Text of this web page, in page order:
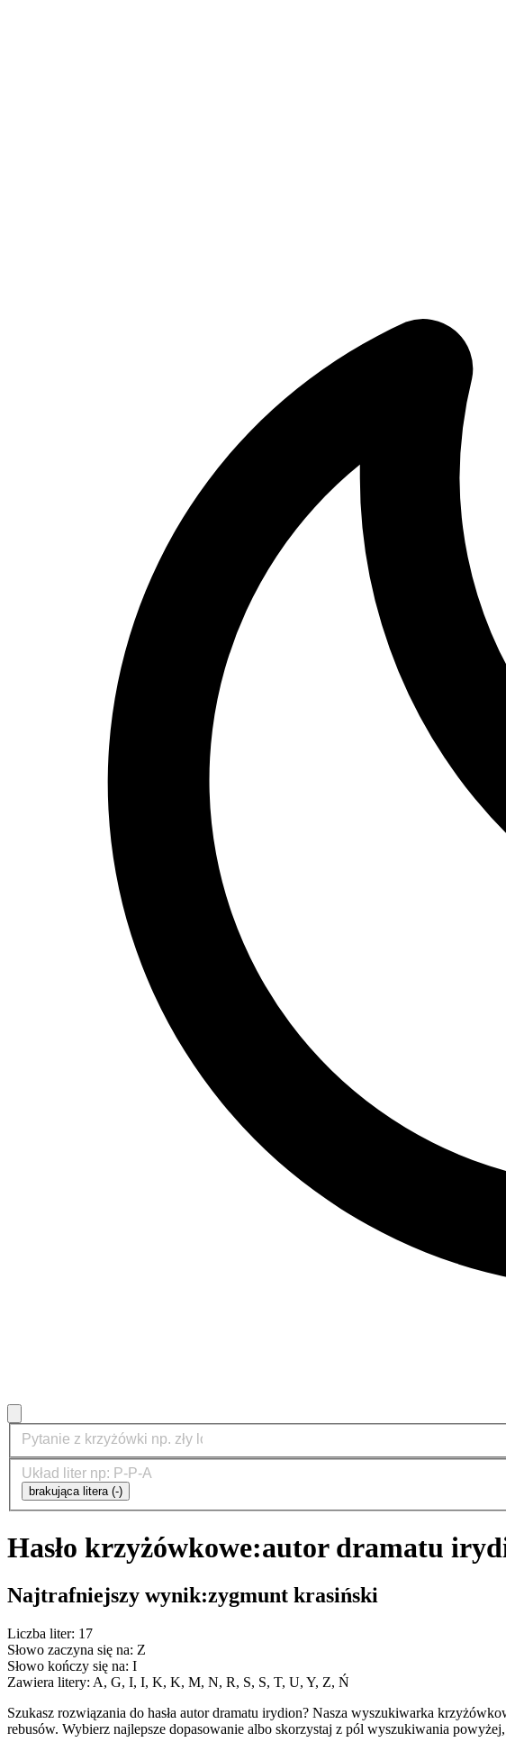
brakująca litera (-)
Hasło krzyżówkowe:autor dramatu
Najtrafniejszy wynik:zygmunt krasiński
Liczba liter: 17
Słowo zaczyna się na: Z
Słowo kończy się na: I
Zawiera litery: A, G, I, I, K, K, M, N, R, S, S, T, U, Y, Z, Ń
Szukasz rozwiązania do hasła autor dramatu irydion? Nasza wyszukiwarka
rebusów. Wybierz najlepsze dopasowanie albo skorzystaj z pól wyszukiwania